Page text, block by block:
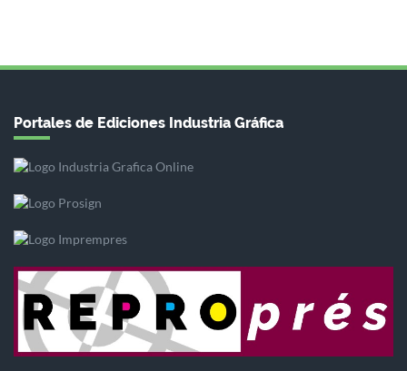
Portales de Ediciones Industria Gráfica